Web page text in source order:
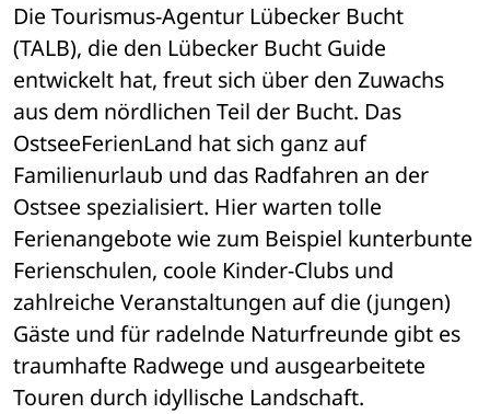
Die Tourismus-Agentur Lübecker Bucht
(TALB), die den Lübecker Bucht Guide
entwickelt hat, freut sich über den Zuwachs
aus dem nördlichen Teil der Bucht. Das
OstseeFerienLand hat sich ganz auf
Familienurlaub und das Radfahren an der
Ostsee spezialisiert. Hier warten tolle
Ferienangebote wie zum Beispiel kunterbunte
Ferienschulen, coole Kinder-Clubs und
zahlreiche Veranstaltungen auf die (jungen)
Gäste und für radelnde Naturfreunde gibt es
traumhafte Radwege und ausgearbeitete
Touren durch idyllische Landschaft.